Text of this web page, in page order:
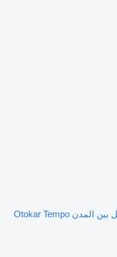
باص النقل بين المدن Otokar Tempo